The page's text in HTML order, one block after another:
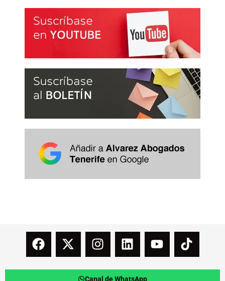
Canal de WhatsApp